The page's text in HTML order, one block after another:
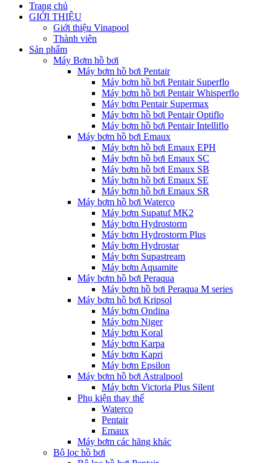
Trang chủ
GIỚI THIỆU
Giới thiệu Vinapool
Thành viên
Sản phẩm
Máy Bơm hồ bơi
Máy bơm hồ bơi Pentair
Máy bơm hồ bơi Pentair Superflo
Máy bơm hồ bơi Pentair Whisperflo
Máy bơm Pentair Supermax
Máy bơm hồ bơi Pentair Optiflo
Máy bơm hồ bơi Pentair Intelliflo
Máy bơm hồ bơi Emaux
Máy bơm hồ bơi Emaux EPH
Máy bơm hồ bơi Emaux SC
Máy bơm hồ bơi Emaux SB
Máy bơm hồ bơi Emaux SE
Máy bơm hồ bơi Emaux SR
Máy bơm hồ bơi Waterco
Máy bơm Supatuf MK2
Máy bơm Hydrostorm
Máy bơm Hydrostorm Plus
Máy bơm Hydrostar
Máy bơm Supastream
Máy bơm Aquamite
Máy bơm hồ bơi Peraqua
Máy bơm hồ bơi Peraqua M series
Máy bơm hồ bơi Kripsol
Máy bơm Ondina
Máy bơm Niger
Máy bơm Koral
Máy bơm Karpa
Máy bơm Kapri
Máy bơm Epsilon
Máy bơm hồ bơi Astralpool
Máy bơm Victoria Plus Silent
Phụ kiện thay thế
Waterco
Pentair
Emaux
Máy bơm các hãng khác
Bộ lọc hồ bơi